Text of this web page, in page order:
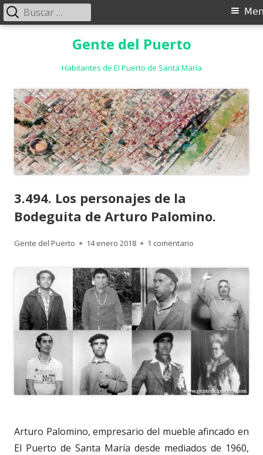
Gente del Puerto
Habitantes de El Puerto de Santa María
Menú
Buscar:
3.494. Los personajes de la
Bodeguita de Arturo Palomino.
Autor
Gente del Puerto
Publicado
14 enero 2018 1 comentario
Arturo Palomino, empresario del mueble afincado en
El Puerto de Santa María desde mediados de 1960,